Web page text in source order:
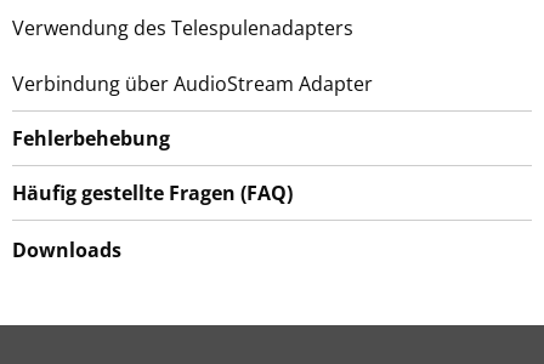
Verwendung des Telespulenadapters
Verbindung über AudioStream Adapter
Fehlerbehebung
Häufig gestellte Fragen (FAQ)
Downloads